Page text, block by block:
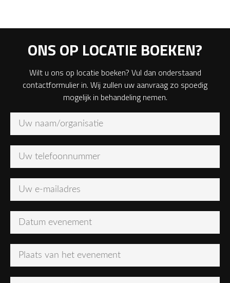
ONS OP LOCATIE BOEKEN?
Wilt u ons op locatie boeken? Vul dan onderstaand
contactformulier in. Wij zullen uw aanvraag zo spoedig
mogelijk in behandeling nemen.